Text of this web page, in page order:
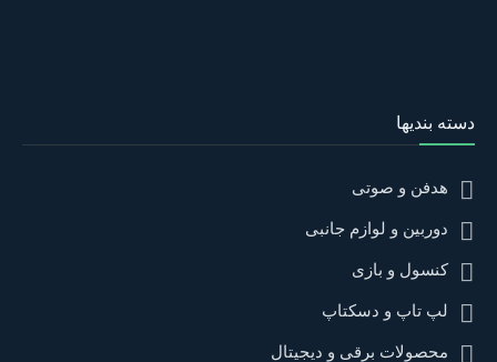
دسته بندیها
هدفن و صوتی
دوربین و لوازم جانبی
کنسول و بازی
لپ تاپ و دسکتاپ
محصولات برقی و دیجیتال